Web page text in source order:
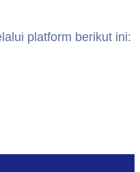
platform berikut ini: